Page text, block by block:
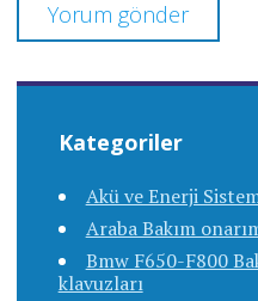
Kategoriler
Akü ve Enerji
Araba Bakım
Bmw F650-F800
klavuzları